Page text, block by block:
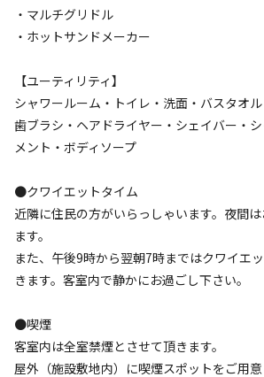
・マルチグリドル
・ホットサンドメーカー
【ユーティリティ】
シャワールーム・トイレ・洗面・バスタオ
歯ブラシ・ヘアドライヤー・シェイバー・
メント・ボディソープ
●クワイエットタイム
近隣に住民の方がいらっしゃいます。夜間
ます。
また、午後9時から翌朝7時まではクワイエ
きます。客室内で静かにお過ごし下さい。
●喫煙
客室内は全室禁煙とさせて頂きます。
屋外（施設敷地内）に喫煙スポットをご用
宿泊 キャビン
ウッドデッキ付きキャビン
AC電 車両乗り
定員
料金目安：23,500円/泊
※利用日、人数によって変動する場合があります。